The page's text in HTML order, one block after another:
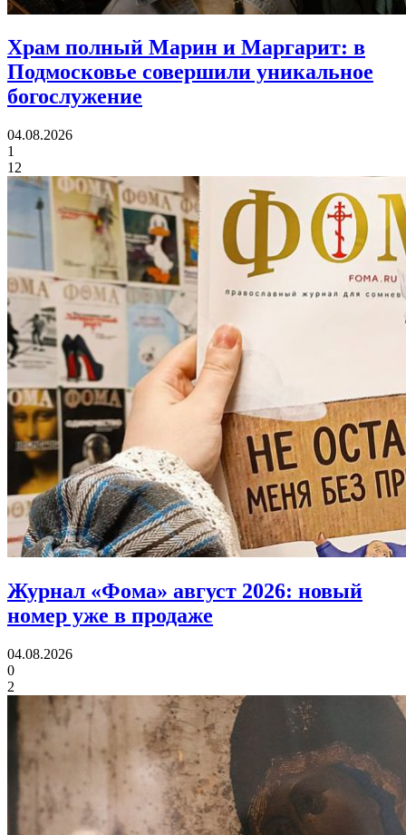
Храм полный Марин и Маргарит: в
Подмосковье совершили уникальное
богослужение
04.08.2026
1
12
Журнал «Фома» август 2026: новый
номер уже в продаже
04.08.2026
0
2